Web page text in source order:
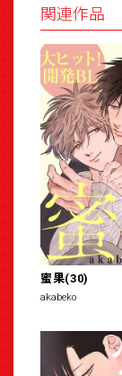
関連作品
蜜果(30)
akabeko